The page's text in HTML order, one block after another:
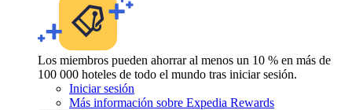
Los miembros pueden ahorrar al menos un 10 % en más de
100 000 hoteles de todo el mundo tras iniciar sesión.
Iniciar sesión
Más información sobre Expedia Rewards